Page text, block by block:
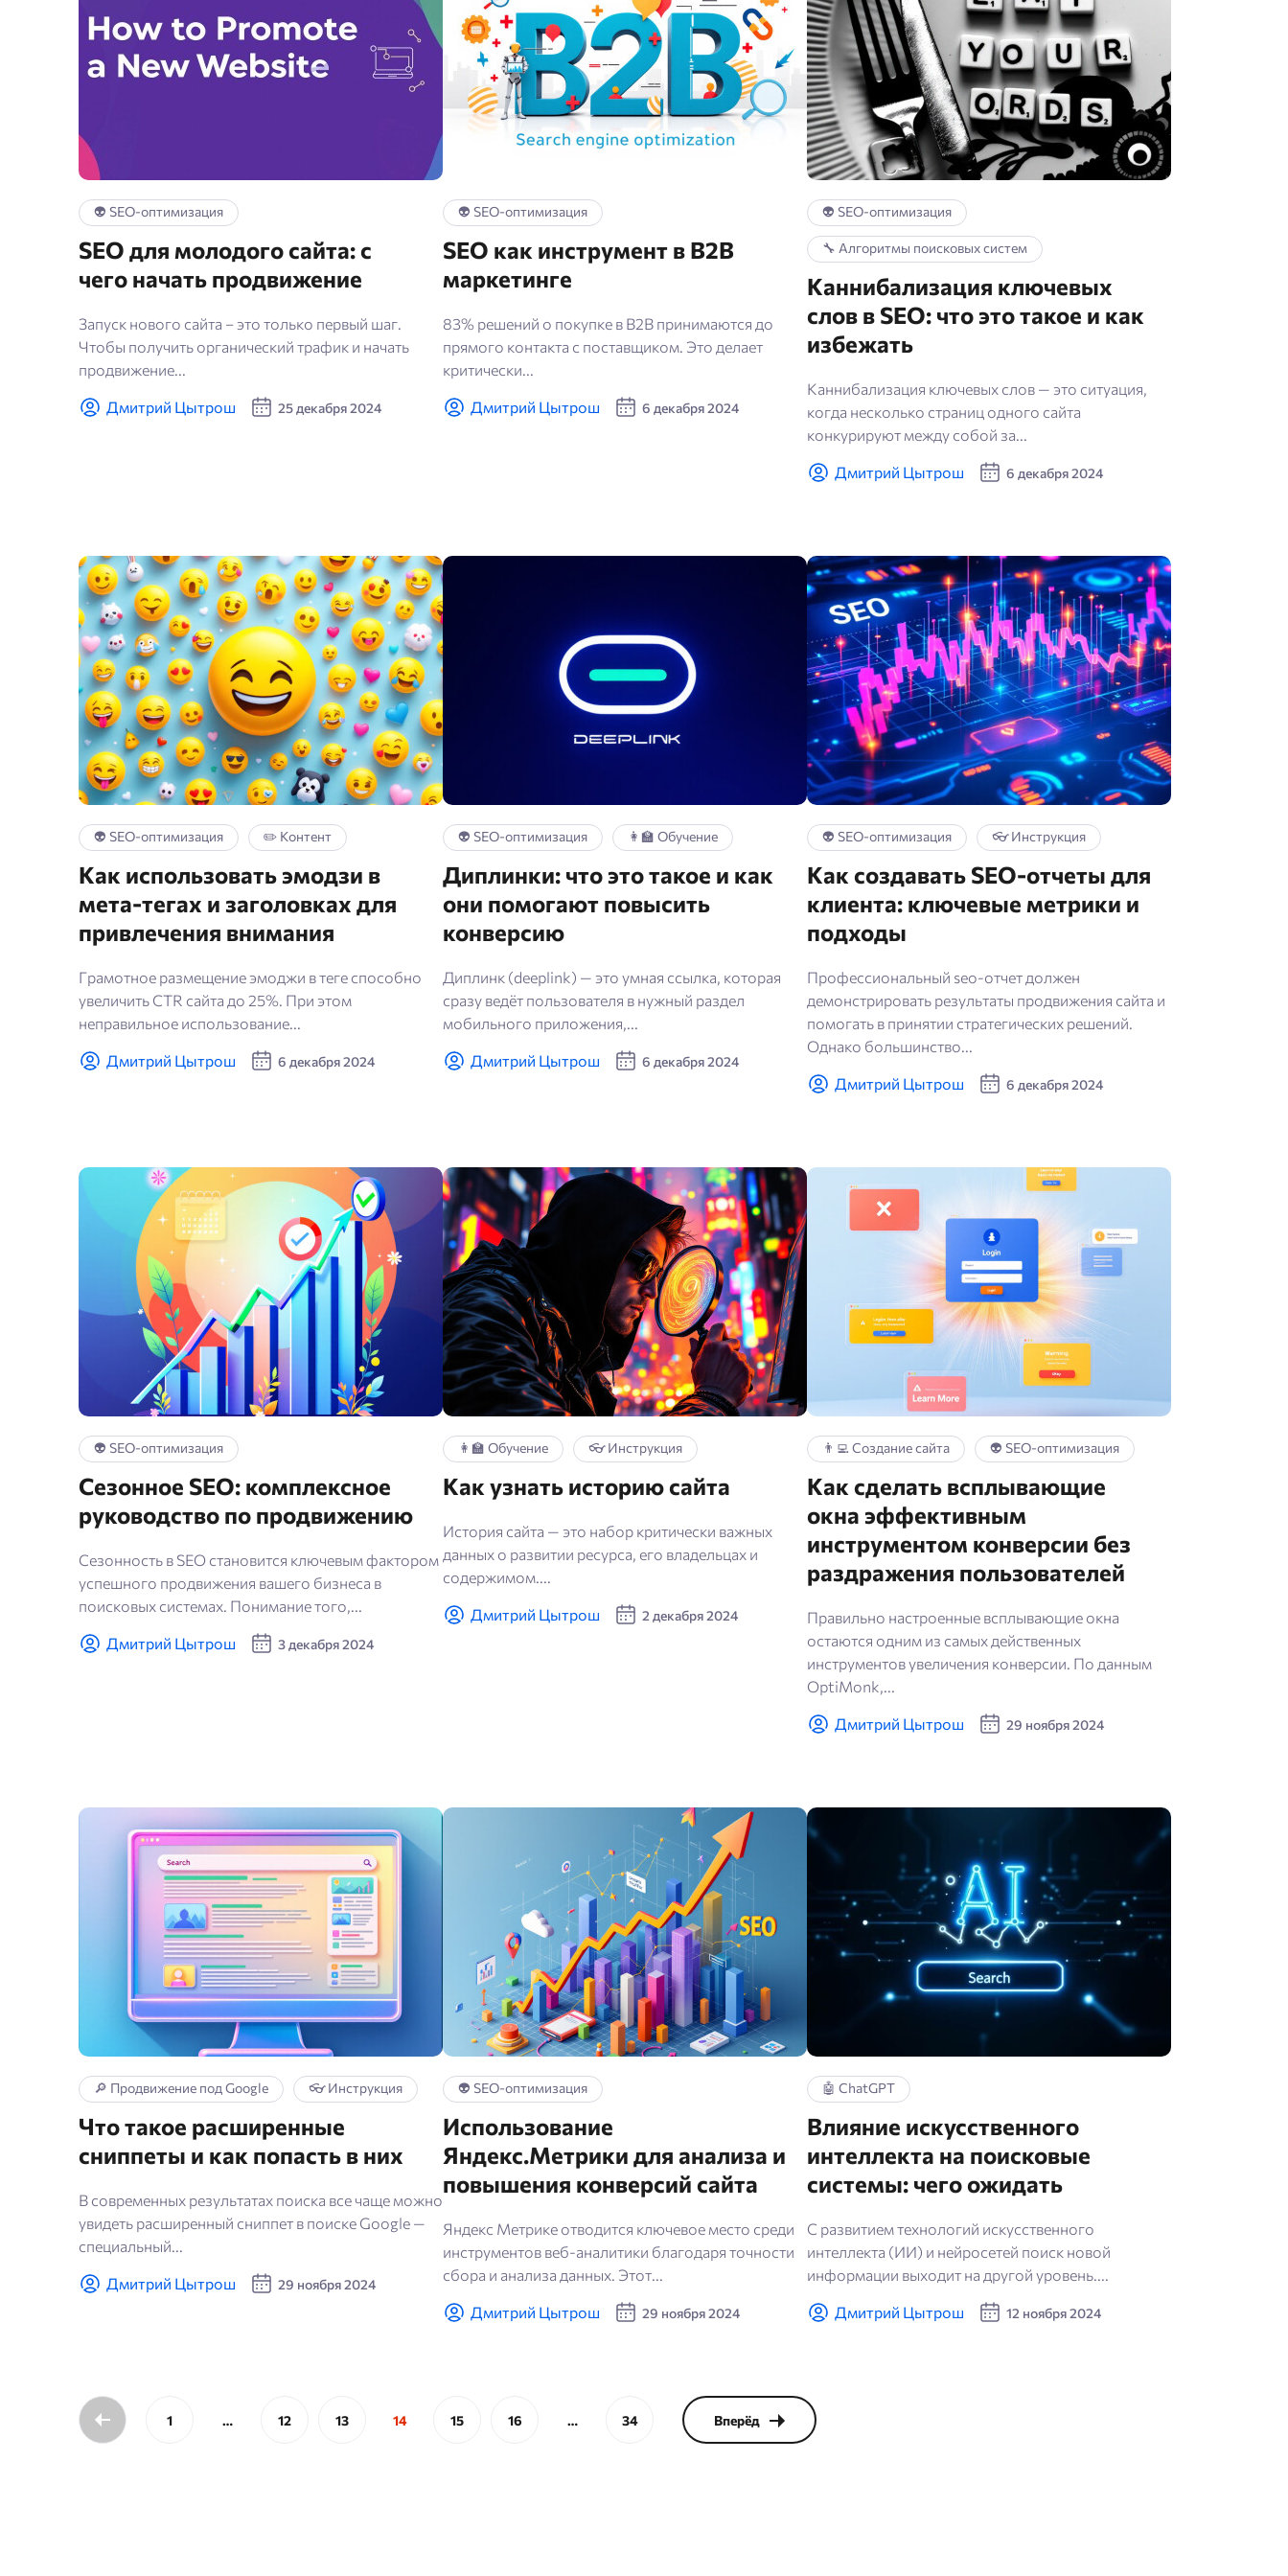
👽 SEO-оптимизация
SEO для молодого сайта: с
чего начать продвижение
Запуск нового сайта – это только первый шаг.
Чтобы получить органический трафик и начать
продвижение...
Дмитрий Цытрош 25 декабря 2024
👽 SEO-оптимизация
SEO как инструмент в B2B
маркетинге
83% решений о покупке в B2B принимаются до
прямого контакта с поставщиком. Это делает
критически...
Дмитрий Цытрош 6 декабря 2024
👽 SEO-оптимизация
🔧 Алгоритмы поисковых систем
Каннибализация ключевых
слов в SEO: что это такое и как
избежать
Каннибализация ключевых слов — это ситуация,
когда несколько страниц одного сайта
конкурируют между собой за...
Дмитрий Цытрош 6 декабря 2024
👽 SEO-оптимизация ✏️ Контент
Как использовать эмодзи в
мета-тегах и заголовках для
привлечения внимания
Грамотное размещение эмоджи в теге способно
увеличить CTR сайта до 25%. При этом
неправильное использование...
Дмитрий Цытрош 6 декабря 2024
👽 SEO-оптимизация 👩‍🏫 Обучение
Диплинки: что это такое и как
они помогают повысить
конверсию
Диплинк (deeplink) — это умная ссылка, которая
сразу ведёт пользователя в нужный раздел
мобильного приложения,...
Дмитрий Цытрош 6 декабря 2024
👽 SEO-оптимизация 👓 Инструкция
Как создавать SEO-отчеты для
клиента: ключевые метрики и
подходы
Профессиональный seo-отчет должен
демонстрировать результаты продвижения сайта и
помогать в принятии стратегических решений.
Однако большинство...
Дмитрий Цытрош 6 декабря 2024
👽 SEO-оптимизация
Сезонное SEO: комплексное
руководство по продвижению
Сезонность в SEO становится ключевым фактором
успешного продвижения вашего бизнеса в
поисковых системах. Понимание того,...
Дмитрий Цытрош 3 декабря 2024
👩‍🏫 Обучение 👓 Инструкция
Как узнать историю сайта
История сайта — это набор критически важных
данных о развитии ресурса, его владельцах и
содержимом....
Дмитрий Цытрош 2 декабря 2024
👨‍💻 Создание сайта 👽 SEO-оптимизация
Как сделать всплывающие
окна эффективным
инструментом конверсии без
раздражения пользователей
Правильно настроенные всплывающие окна
остаются одним из самых действенных
инструментов увеличения конверсии. По данным
OptiMonk,...
Дмитрий Цытрош 29 ноября 2024
🔎 Продвижение под Google 👓 Инструкция
Что такое расширенные
сниппеты и как попасть в них
В современных результатах поиска все чаще можно
увидеть расширенный сниппет в поиске Google —
специальный...
Дмитрий Цытрош 29 ноября 2024
👽 SEO-оптимизация
Использование
Яндекс.Метрики для анализа и
повышения конверсий сайта
Яндекс Метрике отводится ключевое место среди
инструментов веб-аналитики благодаря точности
сбора и анализа данных. Этот...
Дмитрий Цытрош 29 ноября 2024
🤖 ChatGPT
Влияние искусственного
интеллекта на поисковые
системы: чего ожидать
С развитием технологий искусственного
интеллекта (ИИ) и нейросетей поиск новой
информации выходит на другой уровень....
Дмитрий Цытрош 12 ноября 2024
1 … 12 13 14 15 16 … 34 Вперёд